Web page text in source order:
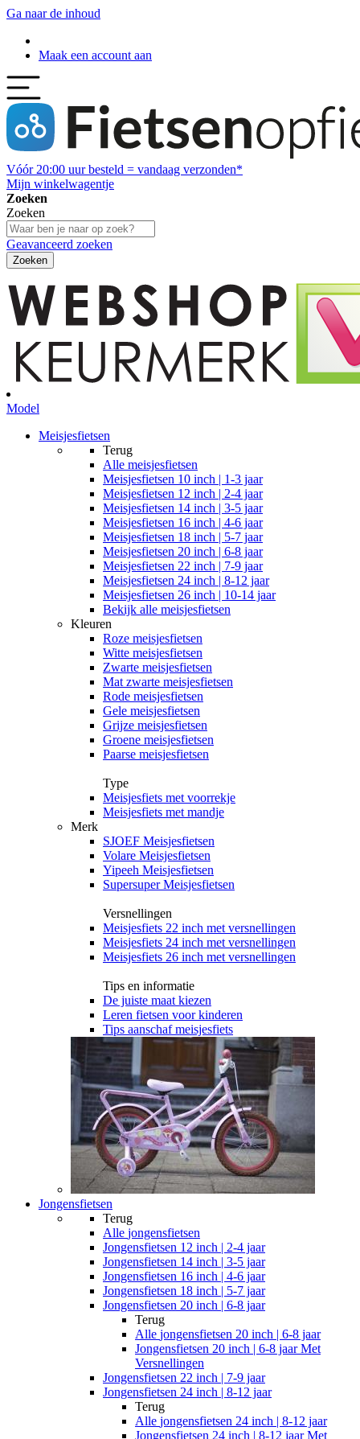
Ga naar de inhoud
Maak een account aan
Vóór 20:00 uur besteld = vandaag verzonden*
Mijn winkelwagentje
Zoeken
Zoeken
Geavanceerd zoeken
Zoeken
Model
Meisjesfietsen
Terug
Alle meisjesfietsen
Meisjesfietsen 10 inch | 1-3 jaar
Meisjesfietsen 12 inch | 2-4 jaar
Meisjesfietsen 14 inch | 3-5 jaar
Meisjesfietsen 16 inch | 4-6 jaar
Meisjesfietsen 18 inch | 5-7 jaar
Meisjesfietsen 20 inch | 6-8 jaar
Meisjesfietsen 22 inch | 7-9 jaar
Meisjesfietsen 24 inch | 8-12 jaar
Meisjesfietsen 26 inch | 10-14 jaar
Bekijk alle meisjesfietsen
Kleuren
Roze meisjesfietsen
Witte meisjesfietsen
Zwarte meisjesfietsen
Mat zwarte meisjesfietsen
Rode meisjesfietsen
Gele meisjesfietsen
Grijze meisjesfietsen
Groene meisjesfietsen
Paarse meisjesfietsen
Type
Meisjesfiets met voorrekje
Meisjesfiets met mandje
Merk
SJOEF Meisjesfietsen
Volare Meisjesfietsen
Yipeeh Meisjesfietsen
Supersuper Meisjesfietsen
Versnellingen
Meisjesfiets 22 inch met versnellingen
Meisjesfiets 24 inch met versnellingen
Meisjesfiets 26 inch met versnellingen
Tips en informatie
De juiste maat kiezen
Leren fietsen voor kinderen
Tips aanschaf meisjesfiets
Jongensfietsen
Terug
Alle jongensfietsen
Jongensfietsen 12 inch | 2-4 jaar
Jongensfietsen 14 inch | 3-5 jaar
Jongensfietsen 16 inch | 4-6 jaar
Jongensfietsen 18 inch | 5-7 jaar
Jongensfietsen 20 inch | 6-8 jaar
Terug
Alle jongensfietsen 20 inch | 6-8 jaar
Jongensfietsen 20 inch | 6-8 jaar Met
Versnellingen
Jongensfietsen 22 inch | 7-9 jaar
Jongensfietsen 24 inch | 8-12 jaar
Terug
Alle jongensfietsen 24 inch | 8-12 jaar
Jongensfietsen 24 inch | 8-12 jaar Met